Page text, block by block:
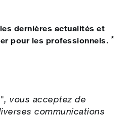
dernières actualités et
pour les professionnels. *
vous acceptez de
communications